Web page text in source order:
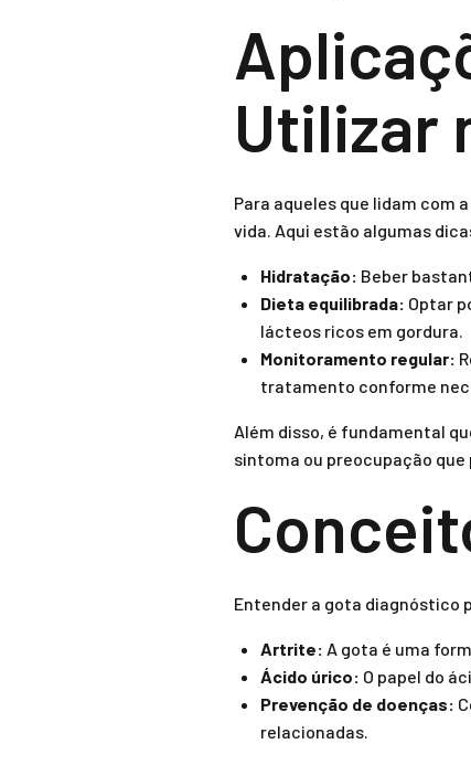
Utilizar
Para aqueles que lidam com
vida. Aqui estão algumas
Hidratação: Beber
Dieta equilibrada: Optar
lácteos ricos em gordura.
Monitoramento regular:
tratamento conforme
Além disso, é fundamental
sintoma ou preocupação que
Entender a gota diagnóstico
Artrite: A gota é uma
Ácido úrico: O papel do
Prevenção de doenças:
relacionadas.